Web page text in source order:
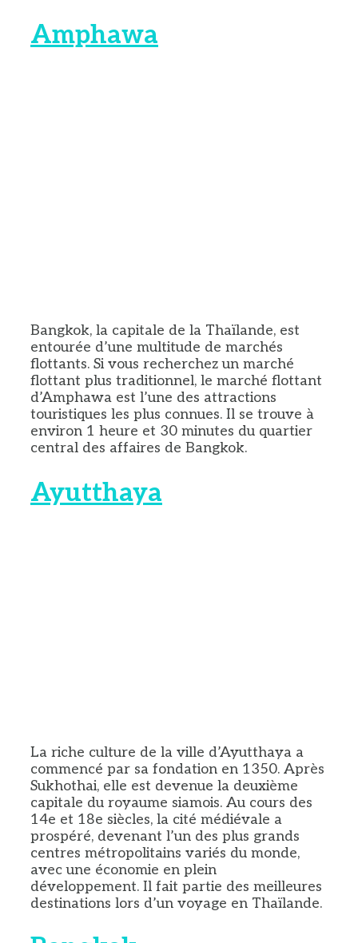
Amphawa
Bangkok, la capitale de la Thaïlande, est
entourée d’une multitude de marchés
flottants. Si vous recherchez un marché
flottant plus traditionnel, le marché flottant
d’Amphawa est l’une des attractions
touristiques les plus connues. Il se trouve à
environ 1 heure et 30 minutes du quartier
central des affaires de Bangkok.
Ayutthaya
La riche culture de la ville d’Ayutthaya a
commencé par sa fondation en 1350. Après
Sukhothai, elle est devenue la deuxième
capitale du royaume siamois. Au cours des
14e et 18e siècles, la cité médiévale a
prospéré, devenant l’un des plus grands
centres métropolitains variés du monde,
avec une économie en plein
développement. Il fait partie des meilleures
destinations lors d’un voyage en Thaïlande.